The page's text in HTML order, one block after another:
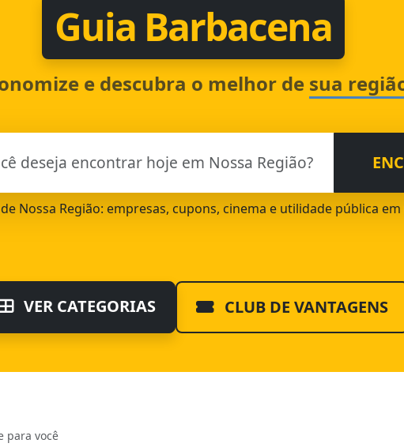
Guia Barbacena
e descubra o melhor de sua
Nossa Região: empresas, cupons, cinema e utilidade pública em
VER CATEGORIAS CLUB DE VANTAGENS
para você